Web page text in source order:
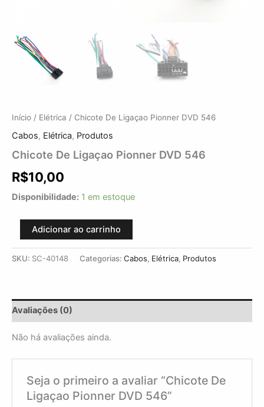
Início / Elétrica / Chicote De Ligaçao Pionner DVD 546
Cabos, Elétrica, Produtos
Chicote De Ligaçao Pionner DVD 546
R$10,00
Disponibilidade: 1 em estoque
Adicionar ao carrinho
SKU: SC-40148 Categorias: Cabos, Elétrica, Produtos
Avaliações (0)
Não há avaliações ainda.
Seja o primeiro a avaliar “Chicote De
Ligaçao Pionner DVD 546”